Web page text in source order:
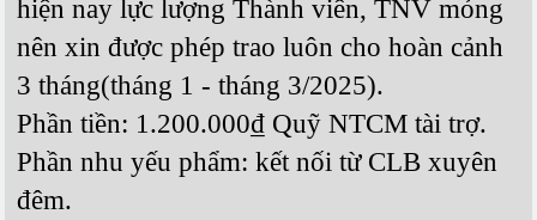
hiện nay lực lượng Thành viên, TNV mỏng
nên xin được phép trao luôn cho hoàn cảnh
3 tháng(tháng 1 - tháng 3/2025).
Phần tiền: 1.200.000₫ Quỹ NTCM tài trợ.
Phần nhu yếu phẩm: kết nối từ CLB xuyên
đêm.